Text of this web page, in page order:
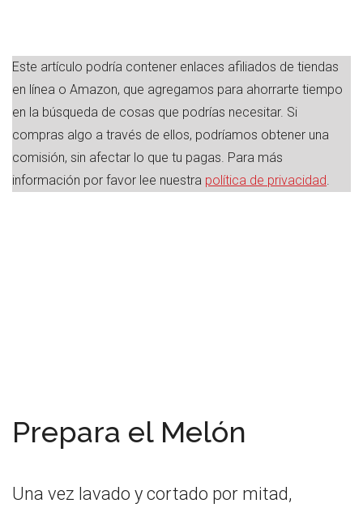
Este artículo podría contener enlaces afiliados de tiendas
en línea o Amazon, que agregamos para ahorrarte tiempo
en la búsqueda de cosas que podrías necesitar. Si
compras algo a través de ellos, podríamos obtener una
comisión, sin afectar lo que tu pagas. Para más
información por favor lee nuestra política de privacidad
Prepara el Melón
Una vez lavado y cortado por mitad,